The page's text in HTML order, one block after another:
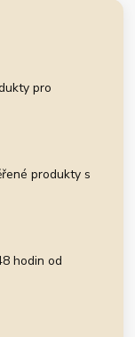
pro
produkty s
hodin od